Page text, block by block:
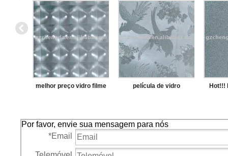
melhor preço vidro filme película de vidro Hot!!!
Por favor, envie sua mensagem para nós
*Email